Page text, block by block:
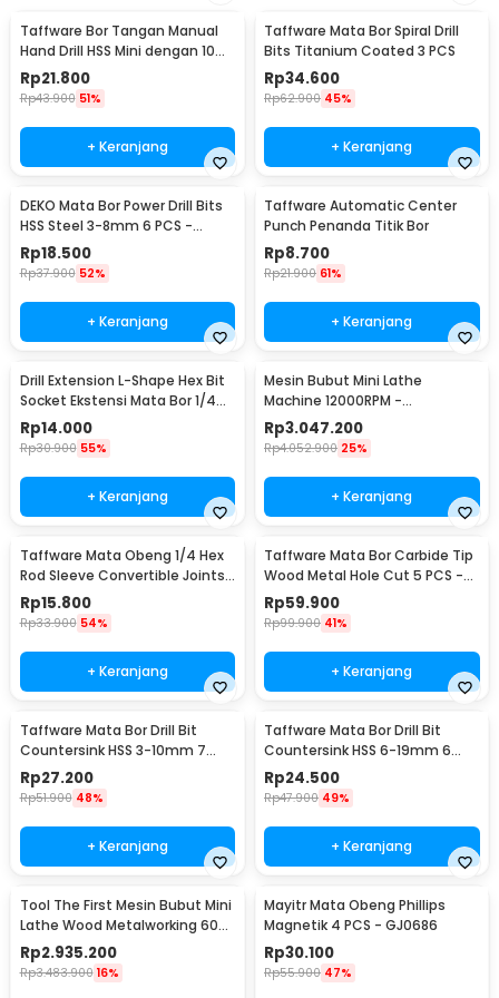
Taffware Bor Tangan Manual
Hand Drill HSS Mini dengan 10
Mata Bor - 3003
Rp21.800
Rp43.900 51%
+ Keranjang
Taffware Mata Bor Spiral Drill
Bits Titanium Coated 3 PCS
Rp34.600
Rp62.900 45%
+ Keranjang
DEKO Mata Bor Power Drill Bits
HSS Steel 3-8mm 6 PCS -
DW1369
Rp18.500
Rp37.900 52%
+ Keranjang
Taffware Automatic Center
Punch Penanda Titik Bor
Rp8.700
Rp21.900 61%
+ Keranjang
Drill Extension L-Shape Hex Bit
Socket Ekstensi Mata Bor 1/4
Inch - 105
Rp14.000
Rp30.900 55%
+ Keranjang
Mesin Bubut Mini Lathe
Machine 12000RPM -
TZ20002MR
Rp3.047.200
Rp4.052.900 25%
+ Keranjang
Taffware Mata Obeng 1/4 Hex
Rod Sleeve Convertible Joints
8 PCS
Rp15.800
Rp33.900 54%
+ Keranjang
Taffware Mata Bor Carbide Tip
Wood Metal Hole Cut 5 PCS -
EPC-PIT-20P
Rp59.900
Rp99.900 41%
+ Keranjang
Taffware Mata Bor Drill Bit
Countersink HSS 3-10mm 7
PCS - QST-K13
Rp27.200
Rp51.900 48%
+ Keranjang
Taffware Mata Bor Drill Bit
Countersink HSS 6-19mm 6
PCS - BT3
Rp24.500
Rp47.900 49%
+ Keranjang
Tool The First Mesin Bubut Mini
Lathe Wood Metalworking 60W
- TZ20002MG
Rp2.935.200
Rp3.483.900 16%
Mayitr Mata Obeng Phillips
Magnetik 4 PCS - GJ0686
Rp30.100
Rp55.900 47%